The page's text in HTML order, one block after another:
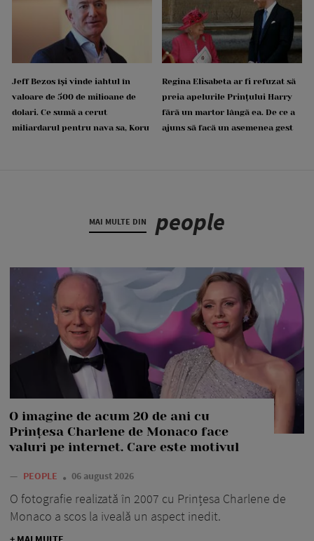
Jeff Bezos își vinde iahtul în
valoare de 500 de milioane de
dolari. Ce sumă a cerut
miliardarul pentru nava sa, Koru
Regina Elisabeta ar fi refuzat să
preia apelurile Prințului Harry
fără un martor lângă ea. De ce a
ajuns să facă un asemenea gest
MAI MULTE DIN people
O imagine de acum 20 de ani cu
Prințesa Charlene de Monaco face
valuri pe internet. Care este motivul
— PEOPLE 06 august 2026
O fotografie realizată în 2007 cu Prințesa Charlene de
Monaco a scos la iveală un aspect inedit.